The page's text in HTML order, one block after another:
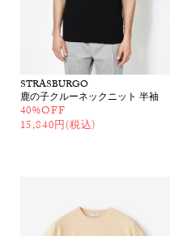
STRASBURGO
鹿の子クルーネックニット 半袖
40%OFF
15,840円(税込)